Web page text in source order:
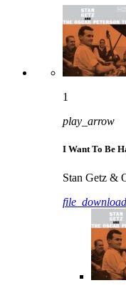
1
play_arrow
I Want To Be
Stan Getz &
file_download